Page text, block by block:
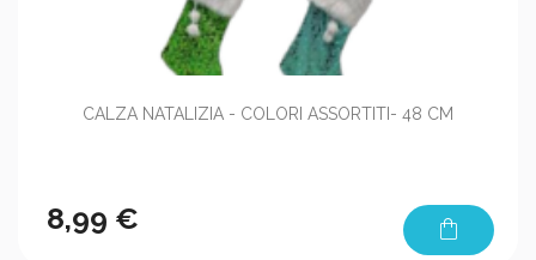
CALZA NATALIZIA - COLORI ASSORTITI- 48 CM
8,99 € shopping_bag